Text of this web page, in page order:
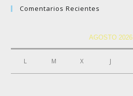
Comentarios Recientes
AGOSTO 2026
L M X J